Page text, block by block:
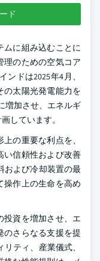
ド
ムに組み込むことに
理のための空気コア
ドは2025年4月、
の太陽光発電能力を
増加させ、エネルギ
しています。
の重要な利点を、
い信頼性および改善
および冷却装置の最
操作上の生命を高め
投資を増加させ、エ
のさらなる支援を提
ティ、産業儀式、